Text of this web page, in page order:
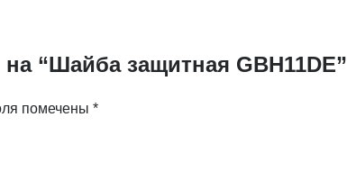
“Шайба защитная GBH11DE”
помечены *